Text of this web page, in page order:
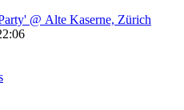
@ Alte Kaserne, Zürich